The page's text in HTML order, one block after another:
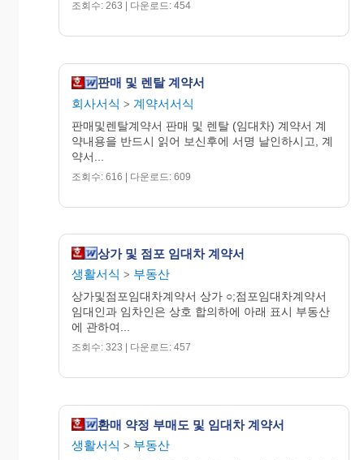
결 제 일
(매월)
[ 금융 거래 정보의 제공 동의서 ]
계약서 약관에 따라 위와 같이 카드 자동이체
거래를 신청하며 본 신청과 관련하여 본인은
다음 카드결제를 신규 신청하는 때로부터 해
지 신청 할때까지 카드사에 제공하는 것에 대
하여 [금융실명거래 및 비밀보장에 관한 긴급
■ 사용 중 불편하거나 궁금한 사항이 있으시면 바로
저희 회사로 연락 주시기 바랍니다.
OOOO A/S센타 TEL : (OOO)OOO-OOOO~O,
＊담당확인 : O O O 印 ＊고객확인 : O O O
조회수: 263 | 다운로드: 454
판매 및 렌탈 계약서
회사서식 > 계약서서식
판매및렌탈계약서 판매 및 렌탈 (임대차) 계약서 계
약내용을 반드시 읽어 보신후에 서명 날인하시고, 계
약서...
조회수: 616 | 다운로드: 609
상가 및 점포 임대차 계약서
생활서식 > 부동산
상가및점포임대차계약서 상가 ○;점포임대차계약서
임대인과 임차인은 상호 합의하에 아래 표시 부동산
에 관하여...
조회수: 323 | 다운로드: 457
환매 약정 부매도 및 임대차 계약서
생활서식 > 부동산